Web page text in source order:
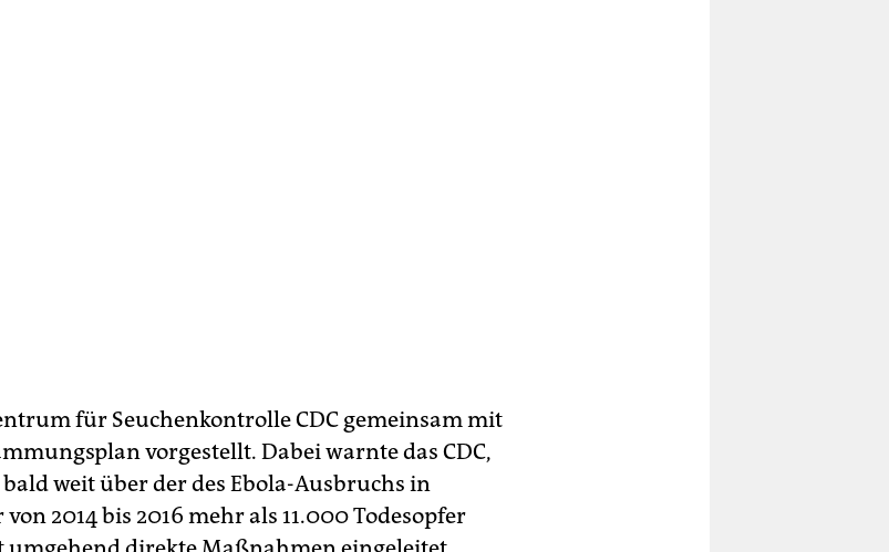
für Seuchenkontrolle CDC gemeinsam mit
vorgestellt. Dabei warnte das CDC,
weit über der des Ebola-Ausbruchs in
2014 bis 2016 mehr als 11.000 Todesopfer